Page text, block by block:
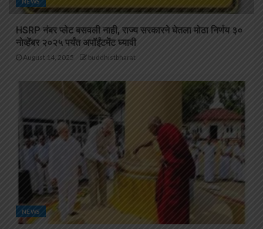
HSRP नंबर प्लेट बसवली नाही, राज्य सरकारने घेतला मोठा निर्णय ३०
नोव्हेंबर २०२५ पर्यंत अपॉईंटमेंट घ्यावी
August 14, 2025 buddhistbharat
NEWS